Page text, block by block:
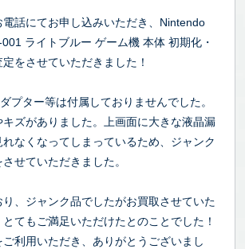
話にてお申し込みいただき、Nintendo
ライトブルー ゲーム機 本体 初期化・
をさせていただきました！
プター等は付属しておりませんでした。
ズがありました。上画面に大きな液晶漏
なくなってしまっているため、ジャンク
せていただきました。
、ジャンク品でしたがお買取させていた
てもご満足いただけたとのことでした！
利用いただき、ありがとうございまし